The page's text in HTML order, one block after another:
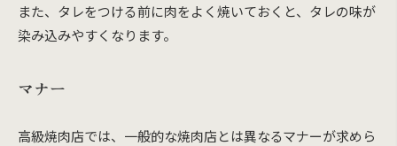
また、タレをつける前に肉をよく焼いておくと、タレの味が
染み込みやすくなります。
マナー
高級焼肉店では、一般的な焼肉店とは異なるマナーが求めら